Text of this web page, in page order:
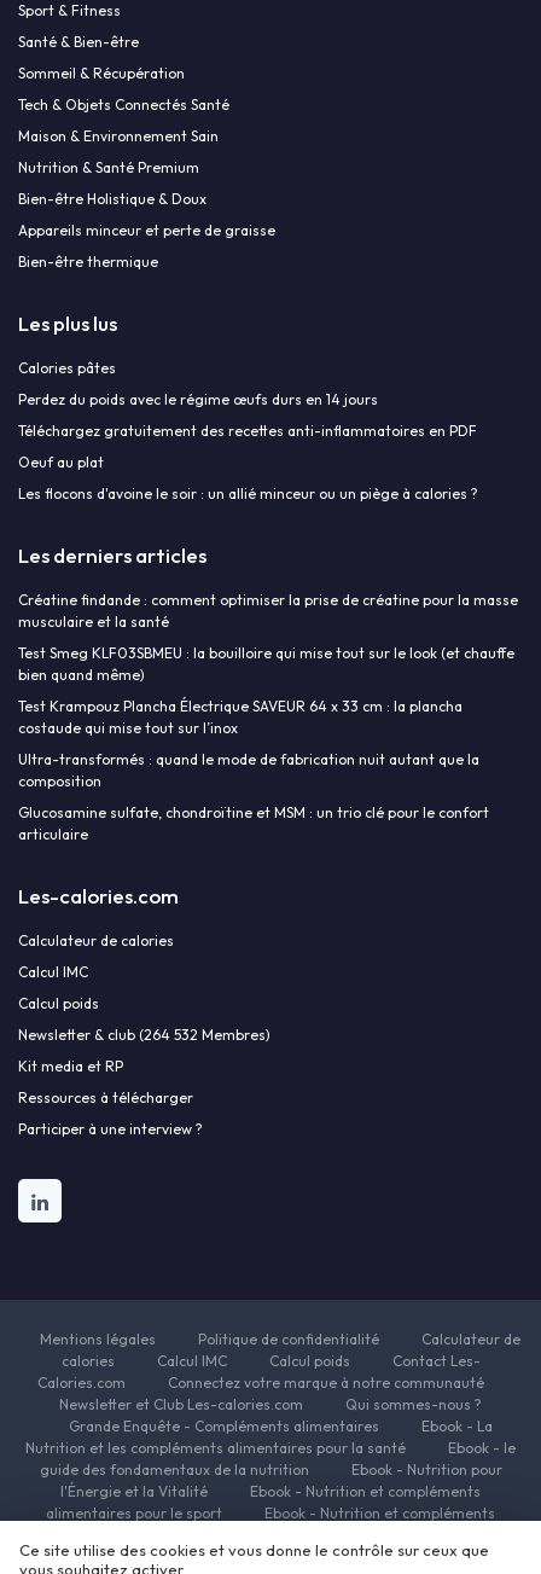
Sport & Fitness
Santé & Bien-être
Sommeil & Récupération
Tech & Objets Connectés Santé
Maison & Environnement Sain
Nutrition & Santé Premium
Bien-être Holistique & Doux
Appareils minceur et perte de graisse
Bien-être thermique
Les plus lus
Calories pâtes
Perdez du poids avec le régime œufs durs en 14 jours
Téléchargez gratuitement des recettes anti-inflammatoires en PDF
Oeuf au plat
Les flocons d'avoine le soir : un allié minceur ou un piège à calories ?
Les derniers articles
Créatine findande : comment optimiser la prise de créatine pour la masse
musculaire et la santé
Test Smeg KLF03SBMEU : la bouilloire qui mise tout sur le look (et chauffe
bien quand même)
Test Krampouz Plancha Électrique SAVEUR 64 x 33 cm : la plancha
costaude qui mise tout sur l’inox
Ultra-transformés : quand le mode de fabrication nuit autant que la
composition
Glucosamine sulfate, chondroïtine et MSM : un trio clé pour le confort
articulaire
Les-calories.com
Calculateur de calories
Calcul IMC
Calcul poids
Newsletter & club (264 532 Membres)
Kit media et RP
Ressources à télécharger
Participer à une interview ?
Mentions légales Politique de confidentialité
Calculateur de
calories
Calcul IMC Calcul poids
Contact Les-
Calories.com
Connectez votre marque à notre communauté
Newsletter et Club Les-calories.com
Qui sommes-nous ?
Grande Enquête - Compléments alimentaires
Ebook - La
Nutrition et les compléments alimentaires pour la santé
Ebook - le
guide des fondamentaux de la nutrition
Ebook - Nutrition pour
l'Énergie et la Vitalité
Ebook - Nutrition et compléments
alimentaires pour le sport
Ebook - Nutrition et compléments
alimentaires pour la minceur
Ressources Nutrition et Compléments
Ce site utilise des cookies et vous donne le contrôle sur ceux que
vous souhaitez activer